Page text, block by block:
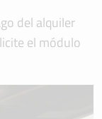
del alquiler
el módulo